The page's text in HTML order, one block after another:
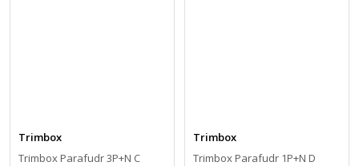
Trimbox
Trimbox Parafudr 3P+N C
Trimbox
Trimbox Parafudr 1P+N D